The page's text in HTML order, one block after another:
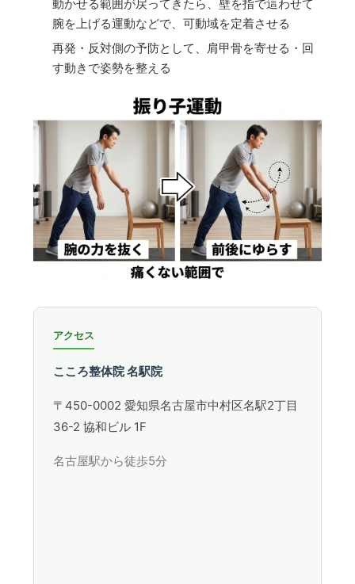
動かせる範囲が戻ってきたら、壁を指で這わせて
腕を上げる運動などで、可動域を定着させる
再発・反対側の予防として、肩甲骨を寄せる・回
す動きで姿勢を整える
アクセス
こころ整体院 名駅院
〒450-0002 愛知県名古屋市中村区名駅2丁目
36-2 協和ビル 1F
名古屋駅から徒歩5分